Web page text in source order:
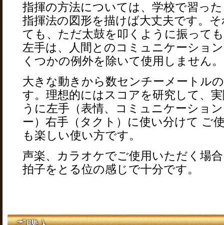
指揮の方法については、学校で習っ
指揮法の図形を描けば大丈夫です。
ても、ただ太鼓を叩くように振って
左手は、人間とのコミュニケーショ
くつかの例外を除いて使用しません。
大きな動きから数センチーメートル
す。理想的にはスコアを研究して、
うに左手（表情、コミュニケーショ
ー）右手（タクト）に使い分けて ご
も楽しい使い方です。
声楽、カラオケでご使用いただく場
拍子をとる位の感じで十分です。